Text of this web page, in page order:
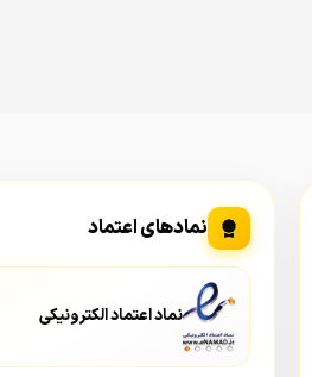
نمادهای اعتماد
نماد اعتماد الکترونیکی